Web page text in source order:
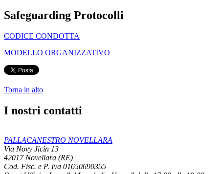
Safeguarding Protocolli
CODICE CONDOTTA
MODELLO ORGANIZZATIVO
Torna in alto
I nostri contatti
PALLACANESTRO NOVELLARA
Via Novy Jicin 13
42017 Novellara (RE)
Cod. Fisc. e P. Iva 01650690355